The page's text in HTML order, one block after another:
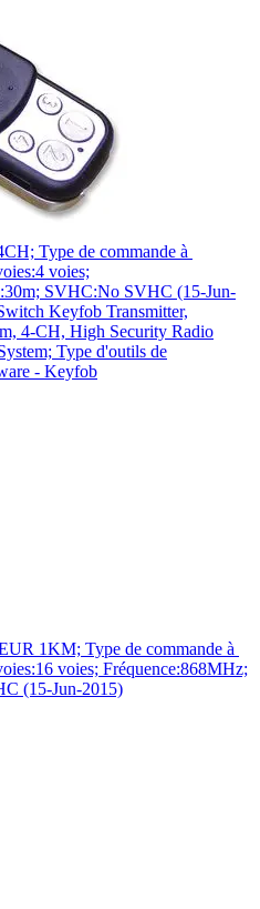
Type de commande à
voies;
SVHC:No SVHC (15-Jun-
Keyfob Transmitter,
4-CH, High Security Radio
Type d'outils de
- Keyfob
1KM; Type de commande à
voies; Fréquence:868MHz;
(15-Jun-2015)